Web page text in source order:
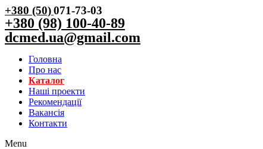
+380 (50)071-73-03
+380 (98) 100-40-89
dcmed.ua@gmail.com
Головна
Про нас
Каталог
Нашi проекти
Рекомендації
Вакансiя
Контакти
Menu